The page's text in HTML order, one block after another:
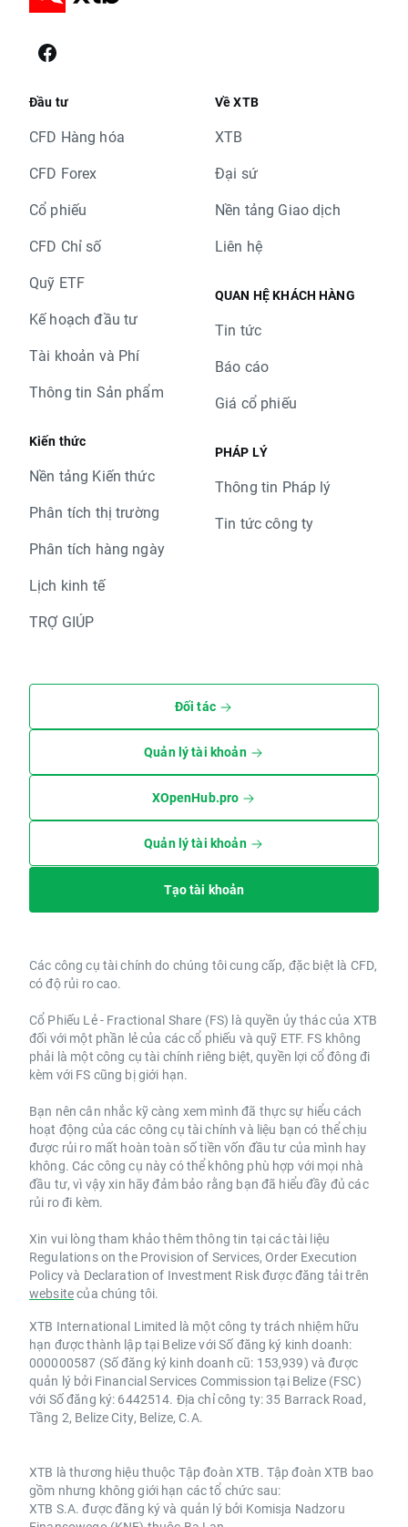
Đầu tư
CFD Hàng hóa
CFD Forex
Cổ phiếu
CFD Chỉ số
Quỹ ETF
Kế hoạch đầu tư
Tài khoản và Phí
Thông tin Sản phẩm
Kiến thức
Nền tảng Kiến thức
Phân tích thị trường
Phân tích hàng ngày
Lịch kinh tế
TRỢ GIÚP
Về XTB
XTB
Đại sứ
Nền tảng Giao dịch
Liên hệ
QUAN HỆ KHÁCH HÀNG
Tin tức
Báo cáo
Giá cổ phiếu
PHÁP LÝ
Thông tin Pháp lý
Tin tức công ty
Đối tác
Quản lý tài khoản
XOpenHub.pro
Quản lý tài khoản
Tạo tài khoản
Các công cụ tài chính do chúng tôi cung cấp, đặc biệt là CFD,
có độ rủi ro cao.
Cổ Phiếu Lẻ - Fractional Share (FS) là quyền ủy thác của XTB
đối với một phần lẻ của các cổ phiếu và quỹ ETF. FS không
phải là một công cụ tài chính riêng biệt, quyền lợi cổ đông đi
kèm với FS cũng bị giới hạn.
Bạn nên cân nhắc kỹ càng xem mình đã thực sự hiểu cách
hoạt động của các công cụ tài chính và liệu bạn có thể chịu
được rủi ro mất hoàn toàn số tiền vốn đầu tư của mình hay
không. Các công cụ này có thể không phù hợp với mọi nhà
đầu tư, vì vậy xin hãy đảm bảo rằng bạn đã hiểu đầy đủ các
rủi ro đi kèm.
Xin vui lòng tham khảo thêm thông tin tại các tài liệu
Regulations on the Provision of Services, Order Execution
Policy và Declaration of Investment Risk được đăng tải trên
websitecủa chúng tôi.
XTB International Limited là một công ty trách nhiệm hữu
hạn được thành lập tại Belize với Số đăng ký kinh doanh:
000000587 (Số đăng ký kinh doanh cũ: 153,939) và được
quản lý bởi Financial Services Commission tại Belize (FSC)
với Số đăng ký: 6442514. Địa chỉ công ty: 35 Barrack Road,
Tầng 2, Belize City, Belize, C.A.
XTB là thương hiệu thuộc Tập đoàn XTB. Tập đoàn XTB bao
gồm nhưng không giới hạn các tổ chức sau:
XTB S.A. được đăng ký và quản lý bởi Komisja Nadzoru